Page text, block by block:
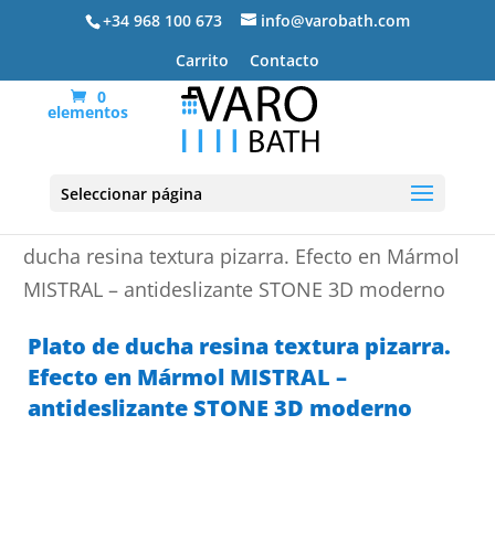
+34 968 100 673
info@varobath.com
Carrito
Contacto
0
elementos
Seleccionar página
ducha resina textura pizarra. Efecto en Mármol
MISTRAL – antideslizante STONE 3D moderno
Plato de ducha resina textura pizarra.
Efecto en Mármol MISTRAL –
antideslizante STONE 3D moderno